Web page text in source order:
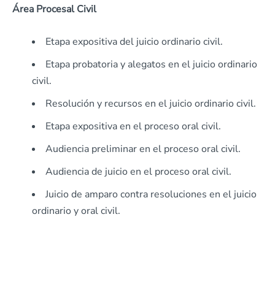
Área Procesal Civil
Etapa expositiva del juicio ordinario civil.
Etapa probatoria y alegatos en el juicio ordinario
civil.
Resolución y recursos en el juicio ordinario civil.
Etapa expositiva en el proceso oral civil.
Audiencia preliminar en el proceso oral civil.
Audiencia de juicio en el proceso oral civil.
Juicio de amparo contra resoluciones en el juicio
ordinario y oral civil.